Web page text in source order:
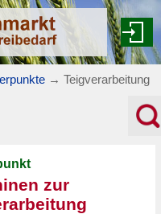
→ Teigverarbeitung
zur